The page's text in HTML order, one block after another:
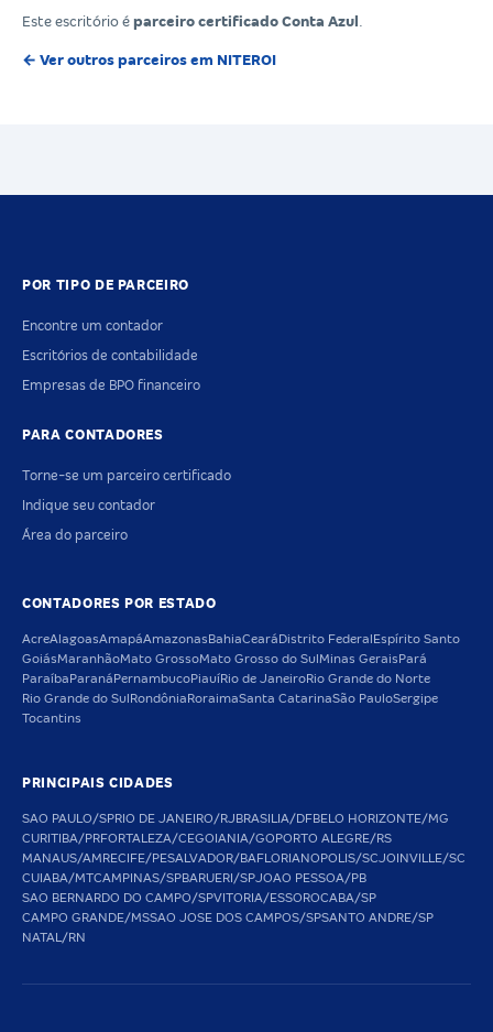
Este escritório é parceiro certificado Conta Azul
← Ver outros parceiros em NITEROI
POR TIPO DE PARCEIRO
Encontre um contador
Escritórios de contabilidade
Empresas de BPO financeiro
PARA CONTADORES
Torne-se um parceiro certificado
Indique seu contador
Área do parceiro
CONTADORES POR ESTADO
AcreAlagoasAmapáAmazonas BahiaCeará Distrito Federal Espírito Santo
GoiásMaranhãoMato GrossoMato Grosso do Sul Minas Gerais Pará
Paraíba Paraná PernambucoPiauíRio de JaneiroRio Grande do Norte
Rio Grande do Sul Rondônia RoraimaSanta CatarinaSão PauloSergipe
Tocantins
PRINCIPAIS CIDADES
SAO PAULO/SPRIO DE JANEIRO/RJBRASILIA/DFBELO HORIZONTE/MG
CURITIBA/PRFORTALEZA/CEGOIANIA/GOPORTO ALEGRE/RS
MANAUS/AMRECIFE/PESALVADOR/BAFLORIANOPOLIS/SCJOINVILLE/SC
CUIABA/MTCAMPINAS/SPBARUERI/SPJOAO PESSOA/PB
SAO BERNARDO DO CAMPO/SPVITORIA/ESSOROCABA/SP
CAMPO GRANDE/MSSAO JOSE DOS CAMPOS/SPSANTO ANDRE/SP
NATAL/RN